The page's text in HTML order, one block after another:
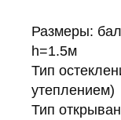
Размеры:
h=1.5м
Тип
утеплением)
Тип